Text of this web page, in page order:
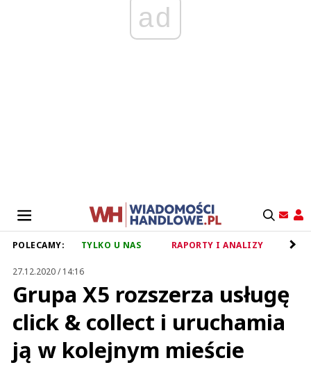
ad
POLECAMY: TYLKO U NAS RAPORTY I ANALIZY
27.12.2020 / 14:16
Grupa X5 rozszerza usługę
click & collect i uruchamia
ją w kolejnym mieście